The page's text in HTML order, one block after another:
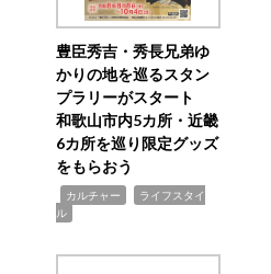
豊臣秀吉・秀長兄弟ゆ
かりの地を巡るスタン
プラリーがスタート
和歌山市内5カ所・近畿
6カ所を巡り限定グッズ
をもらおう
カルチャー
ライフスタイ
ル